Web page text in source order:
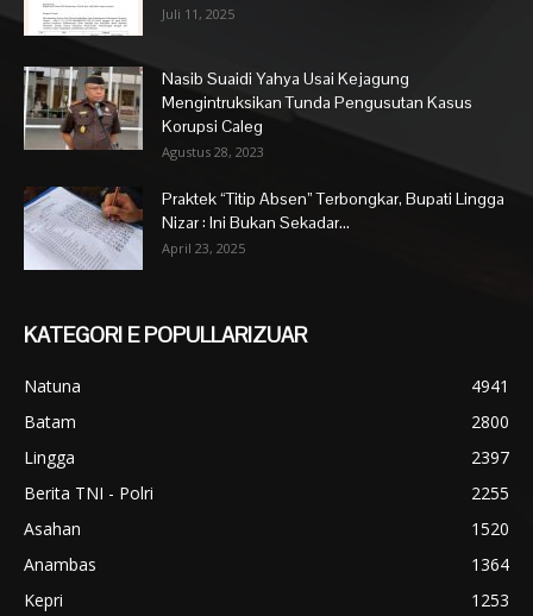
Juli 11, 2025
Nasib Suaidi Yahya Usai Kejagung
Mengintruksikan Tunda Pengusutan Kasus
Korupsi Caleg
Agustus 28, 2023
Praktek “Titip Absen” Terbongkar, Bupati Lingga
Nizar : Ini Bukan Sekadar...
April 23, 2025
KATEGORI E POPULLARIZUAR
Natuna
4941
Batam
2800
Lingga
2397
Berita TNI - Polri
2255
Asahan
1520
Anambas
1364
Kepri
1253